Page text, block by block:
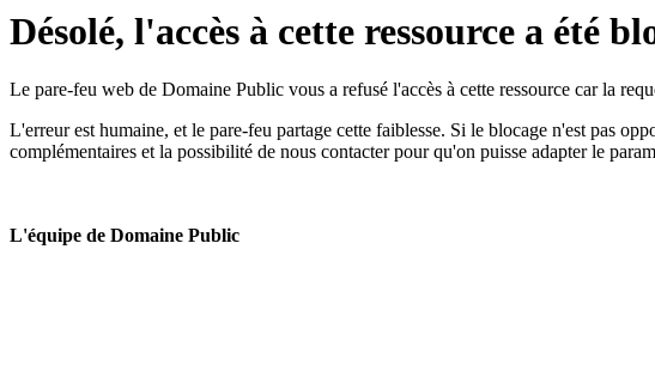
Désolé, l'accès à cette ressource a été
Le pare-feu web de Domaine Public vous a refusé l'accès à cette ressource car la
L'erreur est humaine, et le pare-feu partage cette faiblesse. Si le blocage n'est pas
complémentaires et la possibilité de nous contacter pour qu'on puisse adapter le
L'équipe de Domaine Public